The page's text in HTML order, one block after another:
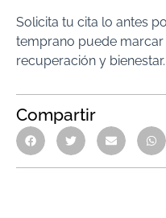
Solicita tu cita lo antes
temprano puede marcar
recuperación y bienestar.
Compartir